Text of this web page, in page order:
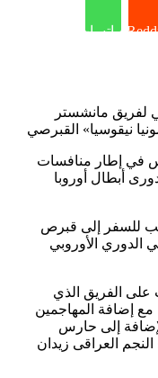
واتساب
لفريق مانشستر
نيقوسيا» القبرصي
في إطار منافسات
أبطال أوروبا
قائمة فريق مانشستر 22 لاعب للسفر إلى قبرص
الدوري الأوروبي
على الفريق الذي
إضافة المهاجمين
إلى حارس
النجم العراقى زيدان